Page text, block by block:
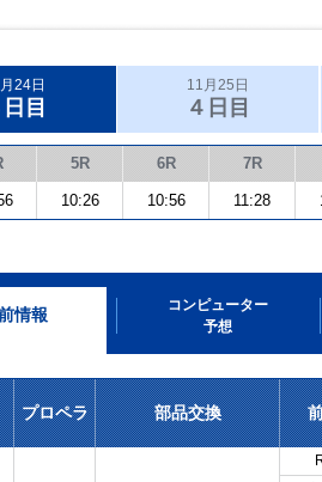
24日
日目
11月25日
４日目
5R 6R 7R
10:26 10:56 11:28
情報
コンピューター
予想
プロペラ 部品交換